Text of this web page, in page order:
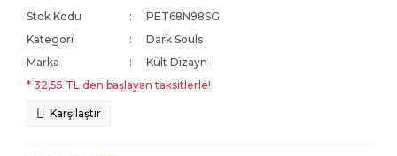
Stok Kodu
PET68N98SG
Kategori
Dark Souls
Marka
Kült Dizayn
* 32,55 TL den başlayan taksitlerle!
Karşılaştır